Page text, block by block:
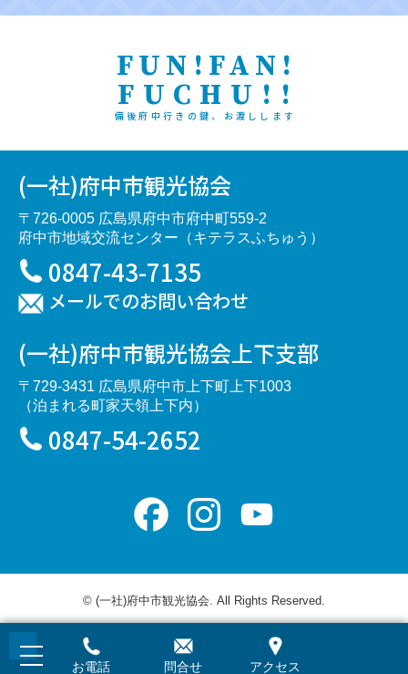
FUN!FAN!
FUCHU!!
備後府中行きの鍵、お渡しします
(一社)府中市観光協会
〒726-0005 広島県府中市府中町559-2
府中市地域交流センター（キテラスふちゅう）
0847-43-7135
メールでのお問い合わせ
(一社)府中市観光協会上下支部
〒729-3431 広島県府中市上下町上下1003
（泊まれる町家天領上下内）
0847-54-2652
Facebook Instagram
© (一社)府中市観光協会. All Rights Reserved.
お電話 問合せ アクセス